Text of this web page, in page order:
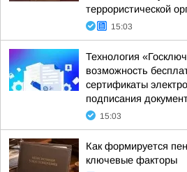
террористической
15:03
Технология
возможность
сертификаты
подписания
15:03
Как формируется
ключевые факторы